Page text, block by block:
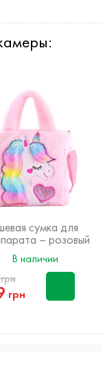
сумка для
– розовый
Единорог
В наличии
грн